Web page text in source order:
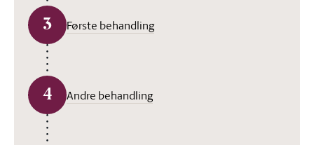
3 Første behandling
4 Andre behandling